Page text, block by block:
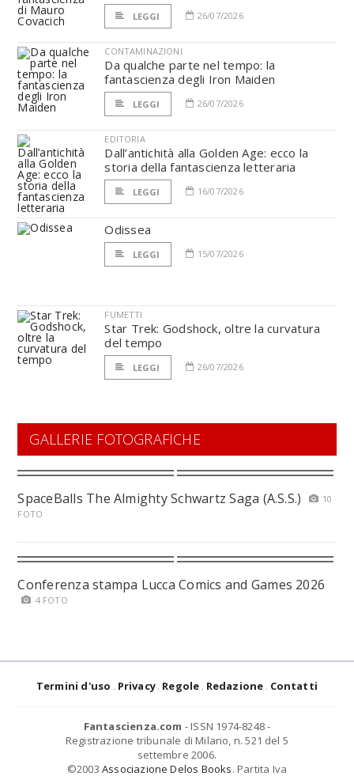
LEGGI 26/07/2026
CONTAMINAZIONI
Da qualche parte nel tempo: la
fantascienza degli Iron Maiden
LEGGI 26/07/2026
EDITORIA
Dall’antichità alla Golden Age: ecco la
storia della fantascienza letteraria
LEGGI 16/07/2026
Odissea
LEGGI 15/07/2026
FUMETTI
Star Trek: Godshock, oltre la curvatura
del tempo
LEGGI 26/07/2026
GALLERIE FOTOGRAFICHE
SpaceBalls The Almighty Schwartz Saga (A.S.S.)
10
FOTO
Conferenza stampa Lucca Comics and Games 2026
4 FOTO
Termini d'uso Privacy Regole Redazione Contatti
Fantascienza.com - ISSN 1974-8248 -
Registrazione tribunale di Milano, n. 521 del 5
settembre 2006.
©2003 Associazione Delos Books. Partita Iva